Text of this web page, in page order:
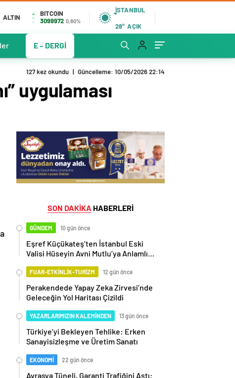
ALTIN
BITCOIN
3099972 0,80%
İSTANBUL
28° AÇIK
E – DERGİ
127 kez okundu | Güncelleme: 10/05/2026 22:14
uygulaması
SON DAKİKA HABERLERİ
GÜNDEM 10 gün önce
Eşref Küçükateş’ten İstanbul Eski
Valisi Hüseyin Avni Mutlu’ya Anlamlı
FUAR-ETKİNLİK-TURİZM 12 gün önce
Perakendede Yapay Zeka Zirvesi’nde
Geleceğin Yol Haritası Çizildi
YAZARLARIMIZIN KALEMİNDEN 13 gün önce
Türkiye’yi Bekleyen Tehlike: Erken
Sanayisizleşme ve Üretim Sanatı
EKONOMİ 22 gün önce
Avrasya Tüneli, Garanti Trafiğini Aştı: